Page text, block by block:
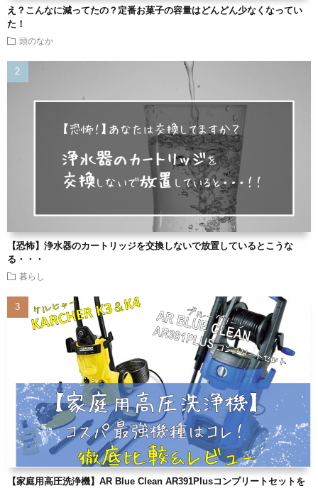
え？こんなに減ってたの？定番お菓子の容量はどんどん少なくなってい
た！
頭のなか
【恐怖】浄水器のカートリッジを交換しないで放置しているとこうな
る・・・
暮らし
【家庭用高圧洗浄機】AR Blue Clean AR391Plusコンプリートセットを